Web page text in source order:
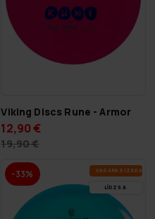
Viking Discs Rune - Armor
12,90 €
19,90 €
-33% VA­SA­RAS IZ­SKA­ŅA
LĪDZ 9.8.